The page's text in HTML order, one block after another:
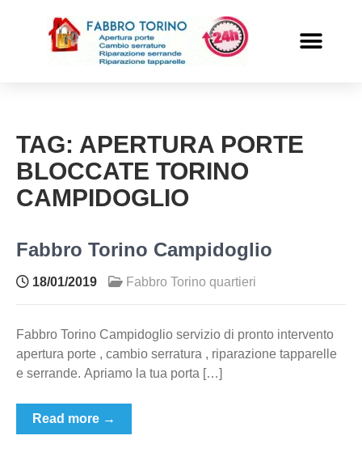
TAG: APERTURA PORTE
BLOCCATE TORINO
CAMPIDOGLIO
Fabbro Torino Campidoglio
18/01/2019 Fabbro Torino quartieri
Fabbro Torino Campidoglio servizio di pronto intervento
apertura porte , cambio serratura , riparazione tapparelle
e serrande. Apriamo la tua porta […]
Read more →